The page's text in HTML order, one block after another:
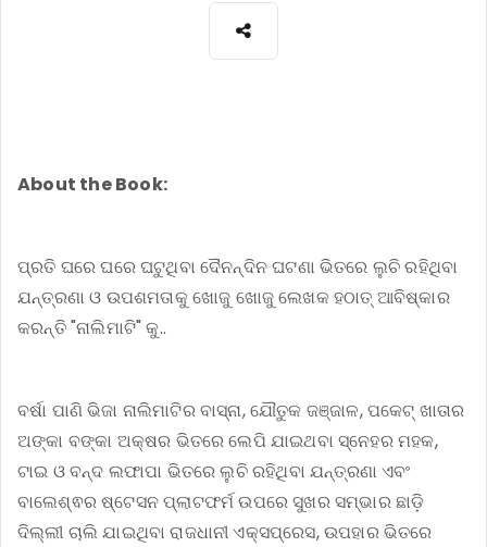
About the Book:
ପ୍ରତି ଘରେ ଘରେ ଘଟୁଥିବା ଦୈନନ୍ଦିନ ଘଟଣା ଭିତରେ ଲୁଚି ରହିଥିବା
ଯନ୍ତ୍ରଣା ଓ ଉପଶମତାକୁ ଖୋଜୁ ଖୋଜୁ ଲେଖକ ହଠାତ୍ ଆବିଷ୍କାର
କରନ୍ତି "ନାଲିମାଟି" କୁ..
ବର୍ଷା ପାଣି ଭିଜା ନାଲିମାଟିର ବାସ୍ନା, ଯୌତୁକ ଜଞ୍ଜାଳ, ପକେଟ୍ ଖାତାର
ଅଙ୍କା ବଙ୍କା ଅକ୍ଷର ଭିତରେ ଲେପି ଯାଇଥବା ସ୍ନେହର ମହକ,
ଟାଇ ଓ ବନ୍ଦ ଲଫାପା ଭିତରେ ଲୁଚି ରହିଥିବା ଯନ୍ତ୍ରଣା ଏବଂ
ବାଲେଶ୍ଵର ଷ୍ଟେସନ ପ୍ଲାଟଫର୍ମ ଉପରେ ସୁଖର ସମ୍ଭାର ଛାଡ଼ି
ଦିଲ୍ଲୀ ଚାଲି ଯାଇଥିବା ରାଜଧାନୀ ଏକ୍ସପ୍ରେସ, ଉପହାର ଭିତରେ